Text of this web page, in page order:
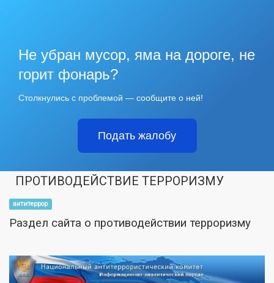
Не убран мусор, яма на дороге, не
горит фонарь?
Столкнулись с проблемой — сообщите о ней!
Подать жалобу
ПРОТИВОДЕЙСТВИЕ ТЕРРОРИЗМУ
антитеррор
Раздел сайта о противодействии терроризму